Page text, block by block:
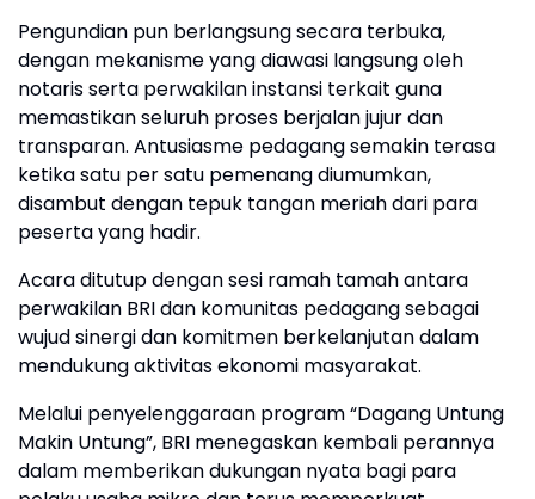
Pengundian pun berlangsung secara terbuka,
dengan mekanisme yang diawasi langsung oleh
notaris serta perwakilan instansi terkait guna
memastikan seluruh proses berjalan jujur dan
transparan. Antusiasme pedagang semakin terasa
ketika satu per satu pemenang diumumkan,
disambut dengan tepuk tangan meriah dari para
peserta yang hadir.
Acara ditutup dengan sesi ramah tamah antara
perwakilan BRI dan komunitas pedagang sebagai
wujud sinergi dan komitmen berkelanjutan dalam
mendukung aktivitas ekonomi masyarakat.
Melalui penyelenggaraan program “Dagang Untung
Makin Untung”, BRI menegaskan kembali perannya
dalam memberikan dukungan nyata bagi para